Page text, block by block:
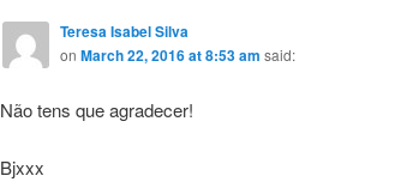
Teresa Isabel Silva
on March 22, 2016 at 8:53 am said:
Não tens que agradecer!
Bjxxx